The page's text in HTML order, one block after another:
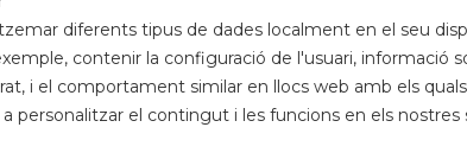
diferents tipus de dades localment en el seu
contenir la configuració de l'usuari, informació
i el comportament similar en llocs web amb els quals
el contingut i les funcions en els nostres